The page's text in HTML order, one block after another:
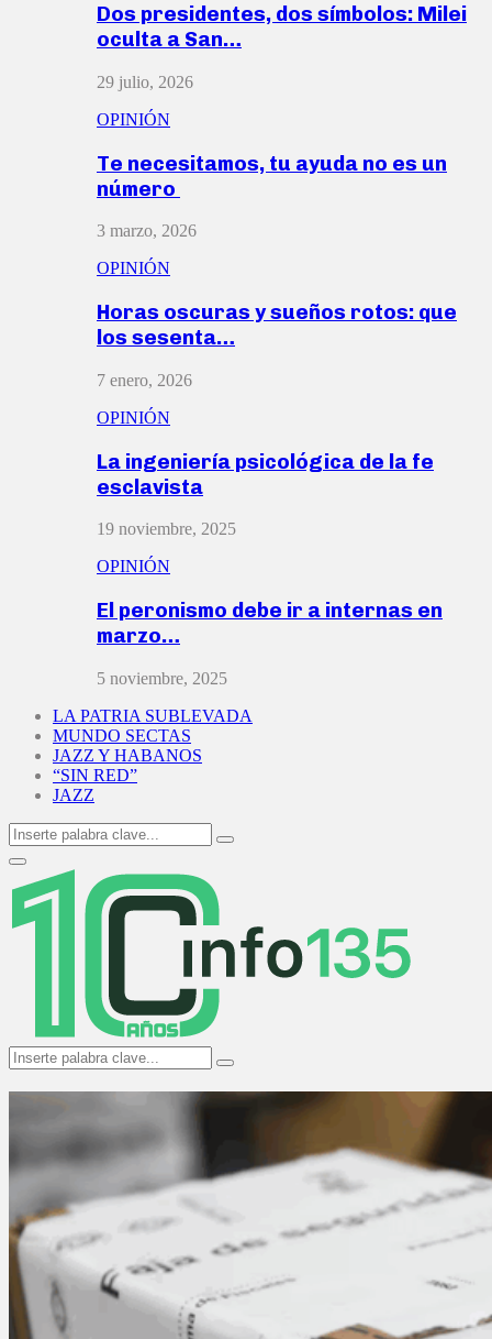
Dos presidentes, dos símbolos: Milei
oculta a San…
29 julio, 2026
OPINIÓN
Te necesitamos, tu ayuda no es un
número
3 marzo, 2026
OPINIÓN
Horas oscuras y sueños rotos: que
los sesenta…
7 enero, 2026
OPINIÓN
La ingeniería psicológica de la fe
esclavista
19 noviembre, 2025
OPINIÓN
El peronismo debe ir a internas en
marzo…
5 noviembre, 2025
LA PATRIA SUBLEVADA
MUNDO SECTAS
JAZZ Y HABANOS
“SIN RED”
JAZZ
Search
for:
Search
Primary
Menu
Search
for:
Search